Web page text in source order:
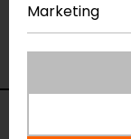
Model
Merk
Kleur
Zwart
Marketing